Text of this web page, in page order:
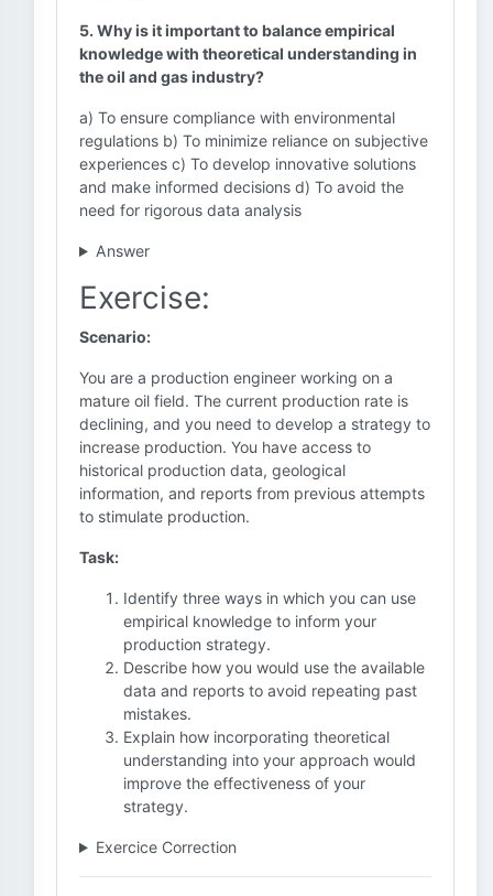
5. Why is it important to balance empirical
knowledge with theoretical understanding in
the oil and gas industry?
a) To ensure compliance with environmental
regulations b) To minimize reliance on subjective
experiences c) To develop innovative solutions
and make informed decisions d) To avoid the
need for rigorous data analysis
Answer
Exercise:
Scenario:
You are a production engineer working on a
mature oil field. The current production rate is
declining, and you need to develop a strategy to
increase production. You have access to
historical production data, geological
information, and reports from previous attempts
to stimulate production.
Task:
Identify three ways in which you can use
empirical knowledge to inform your
production strategy.
Describe how you would use the available
data and reports to avoid repeating past
mistakes.
Explain how incorporating theoretical
understanding into your approach would
improve the effectiveness of your
strategy.
Exercice Correction